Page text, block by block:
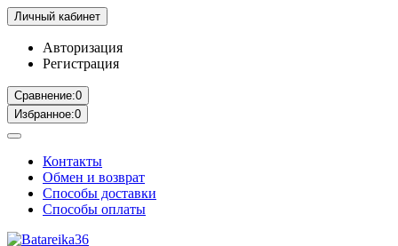
Личный кабинет
Авторизация
Регистрация
Сравнение:0
Избранное:0
Контакты
Обмен и возврат
Способы доставки
Способы оплаты